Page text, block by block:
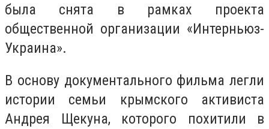
была снята в рамках проекта
общественной организации «Интерньюз-
Украина».
В основу документального фильма легли
истории семьи крымского активиста
Андрея Щекуна, которого похитили в